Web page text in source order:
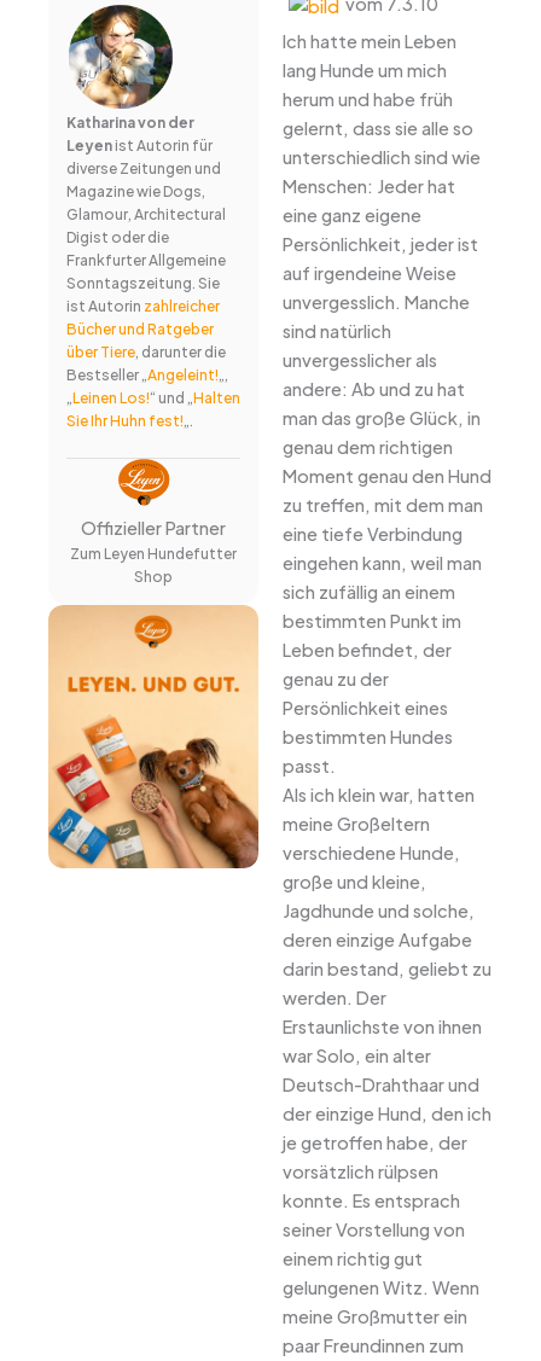
Katharina von der
Leyenist Autorin für
diverse Zeitungen und
Magazine wie Dogs,
Glamour, Architectural
Digist oder die
Frankfurter Allgemeine
Sonntagszeitung. Sie
ist Autorin zahlreicher
Bücher und Ratgeber
über Tiere, darunter die
Bestseller „Angeleint!„,
„Leinen Los!“ und „Halten
Sie Ihr Huhn fest!„.
Offizieller Partner
Zum Leyen Hundefutter
Shop
Ich hatte mein Leben
lang Hunde um mich
herum und habe früh
gelernt, dass sie alle so
unterschiedlich sind wie
Menschen: Jeder hat
eine ganz eigene
Persönlichkeit, jeder ist
auf irgendeine Weise
unvergesslich. Manche
sind natürlich
unvergesslicher als
andere: Ab und zu hat
man das große Glück, in
genau dem richtigen
Moment genau den Hund
zu treffen, mit dem man
eine tiefe Verbindung
eingehen kann, weil man
sich zufällig an einem
bestimmten Punkt im
Leben befindet, der
genau zu der
Persönlichkeit eines
bestimmten Hundes
passt.
Als ich klein war, hatten
meine Großeltern
verschiedene Hunde,
große und kleine,
Jagdhunde und solche,
deren einzige Aufgabe
darin bestand, geliebt zu
werden. Der
Erstaunlichste von ihnen
war Solo, ein alter
Deutsch-Drahthaar und
der einzige Hund, den ich
je getroffen habe, der
vorsätzlich rülpsen
konnte. Es entsprach
seiner Vorstellung von
einem richtig gut
gelungenen Witz. Wenn
meine Großmutter ein
paar Freundinnen zum